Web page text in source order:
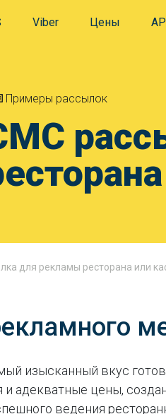
Viber Цены
Примеры рассылок
для рекламы ресторана или
изысканный вкус
адекватные цены,
ведения